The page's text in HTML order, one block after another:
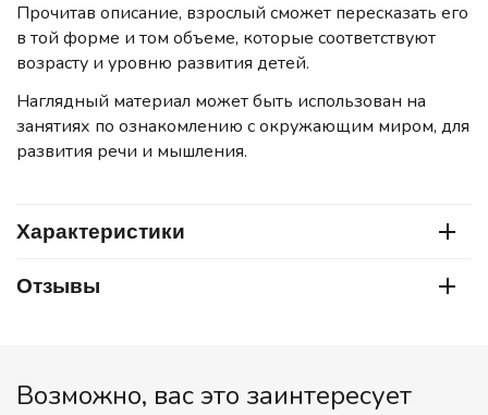
Прочитав описание, взрослый сможет пересказать его
в той форме и том объеме, которые соответствуют
возрасту и уровню развития детей.
Наглядный материал может быть использован на
занятиях по ознакомлению с окружающим миром, для
развития речи и мышления.
Характеристики
Отзывы
Возможно, вас это заинтересует